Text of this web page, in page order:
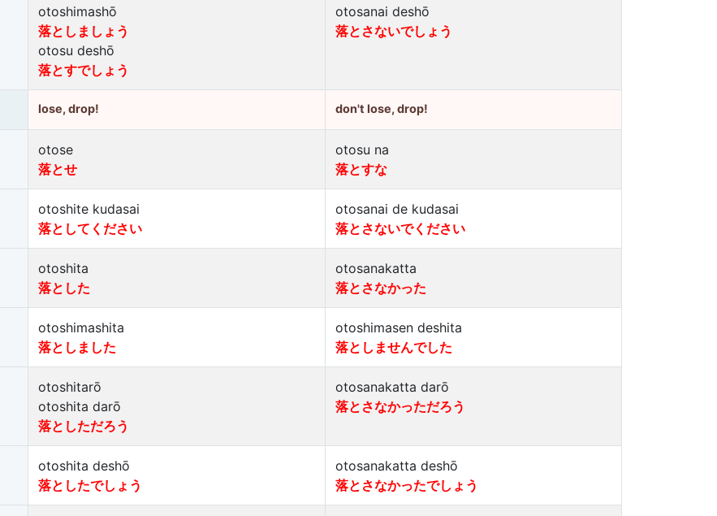
otoshimashō
落としましょう
otosu deshō
落とすでしょう
otosanai deshō
落とさないでしょう
lose, drop! don't lose, drop!
otose
落とせ
otosu na
落とすな
otoshite kudasai
落としてください
otosanai de kudasai
落とさないでください
otoshita
落とした
otosanakatta
落とさなかった
otoshimashita
落としました
otoshimasen deshita
落としませんでした
otoshitarō
otoshita darō
落としただろう
otosanakatta darō
落とさなかっただろう
otoshita deshō
落としたでしょう
otosanakatta deshō
落とさなかったでしょう